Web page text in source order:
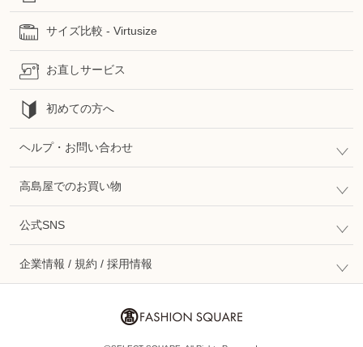
サイズ比較 - Virtusize
お直しサービス
初めての方へ
ヘルプ・お問い合わせ
高島屋でのお買い物
公式SNS
企業情報 / 規約 / 採用情報